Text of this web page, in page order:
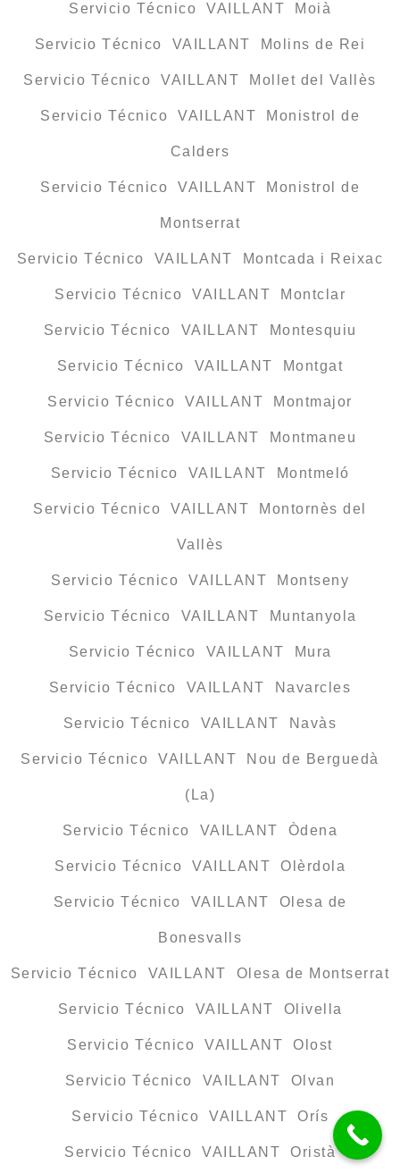
Servicio Técnico VAILLANT Moià
Servicio Técnico VAILLANT Molins de Rei
Servicio Técnico VAILLANT Mollet del Vallès
Servicio Técnico VAILLANT Monistrol de
Calders
Servicio Técnico VAILLANT Monistrol de
Montserrat
Servicio Técnico VAILLANT Montcada i Reixac
Servicio Técnico VAILLANT Montclar
Servicio Técnico VAILLANT Montesquiu
Servicio Técnico VAILLANT Montgat
Servicio Técnico VAILLANT Montmajor
Servicio Técnico VAILLANT Montmaneu
Servicio Técnico VAILLANT Montmeló
Servicio Técnico VAILLANT Montornès del
Vallès
Servicio Técnico VAILLANT Montseny
Servicio Técnico VAILLANT Muntanyola
Servicio Técnico VAILLANT Mura
Servicio Técnico VAILLANT Navarcles
Servicio Técnico VAILLANT Navàs
Servicio Técnico VAILLANT Nou de Berguedà
(La)
Servicio Técnico VAILLANT Òdena
Servicio Técnico VAILLANT Olèrdola
Servicio Técnico VAILLANT Olesa de
Bonesvalls
Servicio Técnico VAILLANT Olesa de Montserrat
Servicio Técnico VAILLANT Olivella
Servicio Técnico VAILLANT Olost
Servicio Técnico VAILLANT Olvan
Servicio Técnico VAILLANT Orís
Servicio Técnico VAILLANT Oristà